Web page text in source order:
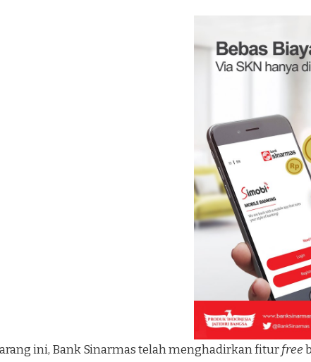
ini, Bank Sinarmas telah menghadirkan fiturfree